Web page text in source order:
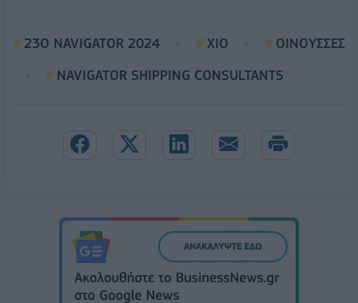
23O NAVIGATOR 2024 ΧΙΟ
ΟΙΝΟΥΣΣΕΣ
NAVIGATOR SHIPPING CONSULTANTS